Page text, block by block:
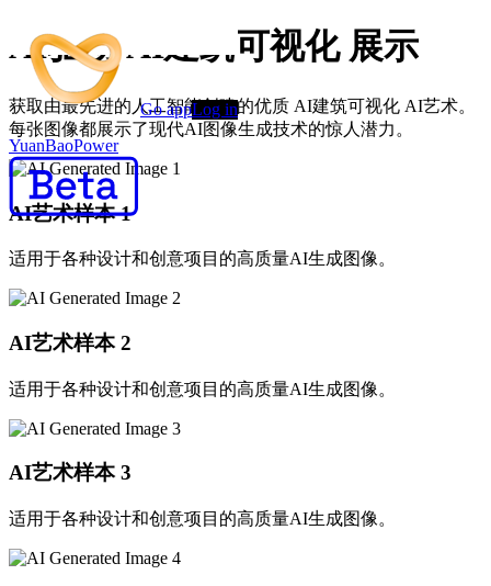
YuanBaoPower
Go appLog in
AI驱动 AI建筑可视化 展示
获取由最先进的人工智能创建的优质 AI建筑可视化 AI艺术。
每张图像都展示了现代AI图像生成技术的惊人潜力。
AI艺术样本 1
适用于各种设计和创意项目的高质量AI生成图像。
AI艺术样本 2
适用于各种设计和创意项目的高质量AI生成图像。
AI艺术样本 3
适用于各种设计和创意项目的高质量AI生成图像。